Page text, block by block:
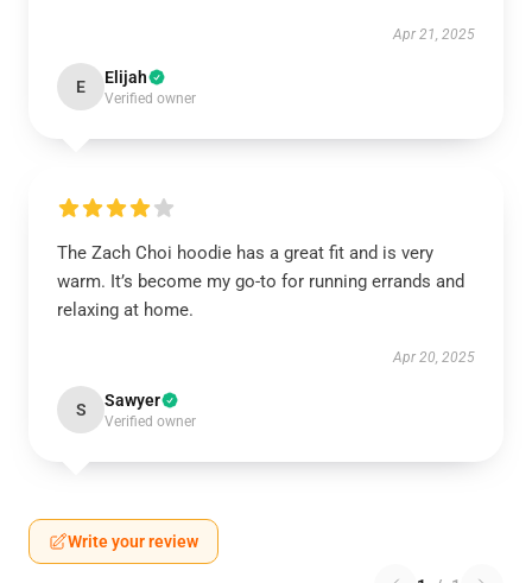
Apr 21, 2025
E Elijah
Verified owner
The Zach Choi hoodie has a great fit and is very
warm. It’s become my go-to for running errands and
relaxing at home.
Apr 20, 2025
S Sawyer
Verified owner
Write your review